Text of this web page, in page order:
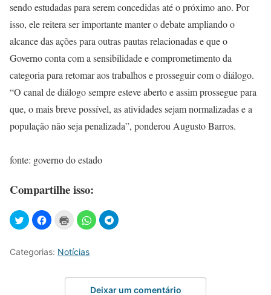
sendo estudadas para serem concedidas até o próximo ano. Por
isso, ele reitera ser importante manter o debate ampliando o
alcance das ações para outras pautas relacionadas e que o
Governo conta com a sensibilidade e comprometimento da
categoria para retomar aos trabalhos e prosseguir com o diálogo.
“O canal de diálogo sempre esteve aberto e assim prossegue para
que, o mais breve possível, as atividades sejam normalizadas e a
população não seja penalizada”, ponderou Augusto Barros.
fonte: governo do estado
Compartilhe isso:
Categorias: Notícias
Deixar um comentário